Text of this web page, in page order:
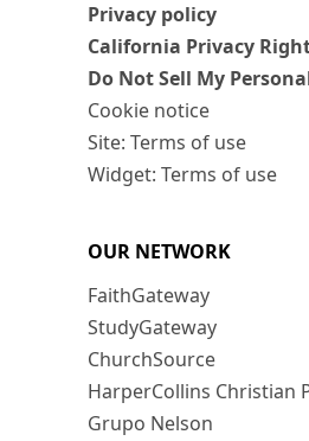
Privacy policy
California Privacy
Do Not Sell My
Cookie notice
Site: Terms of use
Widget: Terms of use
OUR NETWORK
FaithGateway
StudyGateway
ChurchSource
HarperCollins Christian
Grupo Nelson